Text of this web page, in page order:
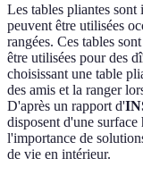
Les tables pliantes sont
peuvent être utilisées
rangées. Ces tables
être utilisées pour des
choisissant une table
des amis et la ranger
D'après un rapport d'
disposent d'une
l'importance de
de vie en intérieur.